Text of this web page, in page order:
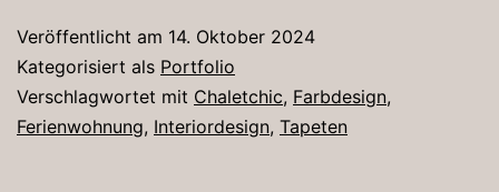
Veröffentlicht am 14. Oktober 2024
Kategorisiert als Portfolio
Verschlagwortet mit Chaletchic, Farbdesign,
Ferienwohnung, Interiordesign, Tapeten